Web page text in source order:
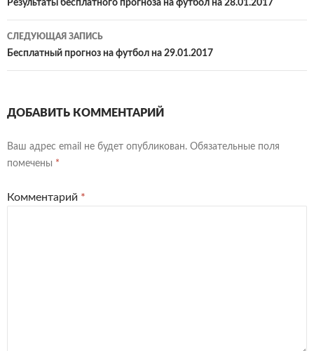
по
записям
Результаты бесплатного прогноза на футбол на 28.01.2017
СЛЕДУЮЩАЯ ЗАПИСЬ
Бесплатный прогноз на футбол на 29.01.2017
ДОБАВИТЬ КОММЕНТАРИЙ
Ваш адрес email не будет опубликован. Обязательные поля
помечены *
Комментарий *